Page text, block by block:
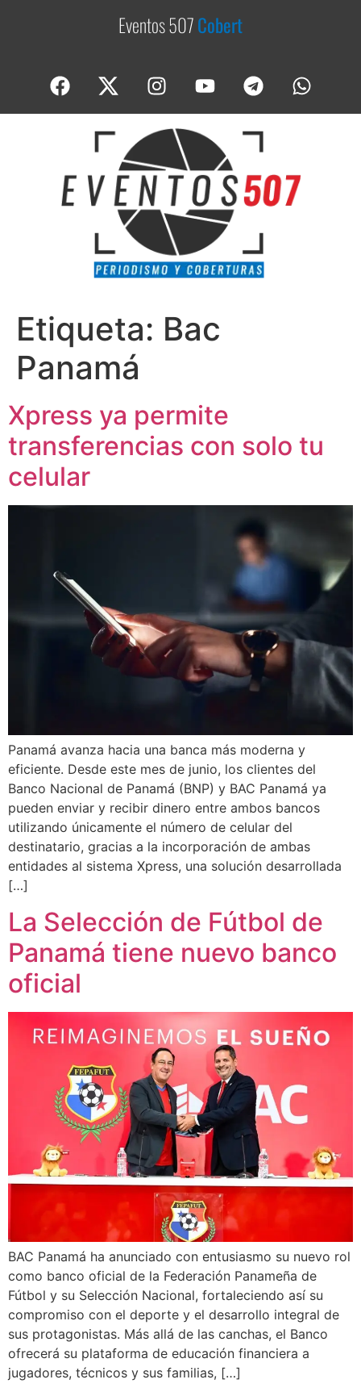
Eventos 507Cobertur
Etiqueta: Bac
Panamá
Xpress ya permite
transferencias con solo tu
celular
Panamá avanza hacia una banca más moderna y
eficiente. Desde este mes de junio, los clientes del
Banco Nacional de Panamá (BNP) y BAC Panamá ya
pueden enviar y recibir dinero entre ambos bancos
utilizando únicamente el número de celular del
destinatario, gracias a la incorporación de ambas
entidades al sistema Xpress, una solución desarrollada
[…]
La Selección de Fútbol de
Panamá tiene nuevo banco
oficial
BAC Panamá ha anunciado con entusiasmo su nuevo rol
como banco oficial de la Federación Panameña de
Fútbol y su Selección Nacional, fortaleciendo así su
compromiso con el deporte y el desarrollo integral de
sus protagonistas. Más allá de las canchas, el Banco
ofrecerá su plataforma de educación financiera a
jugadores, técnicos y sus familias, […]